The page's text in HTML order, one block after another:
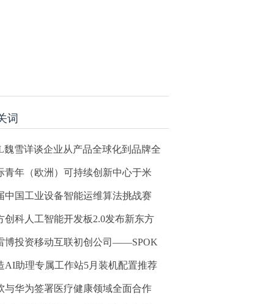
词
魏雪详谈企业从产品全球化到品牌全
青年（欧洲）可持续创新中心于米
中国工业设备智能运维算法挑战赛
创科人工智能开发板2.0发布新东方
博投资移动互联初创公司——SPOK
AI助理专属工作站5月装机配置推荐
与华为签署医疗健康领域全面合作